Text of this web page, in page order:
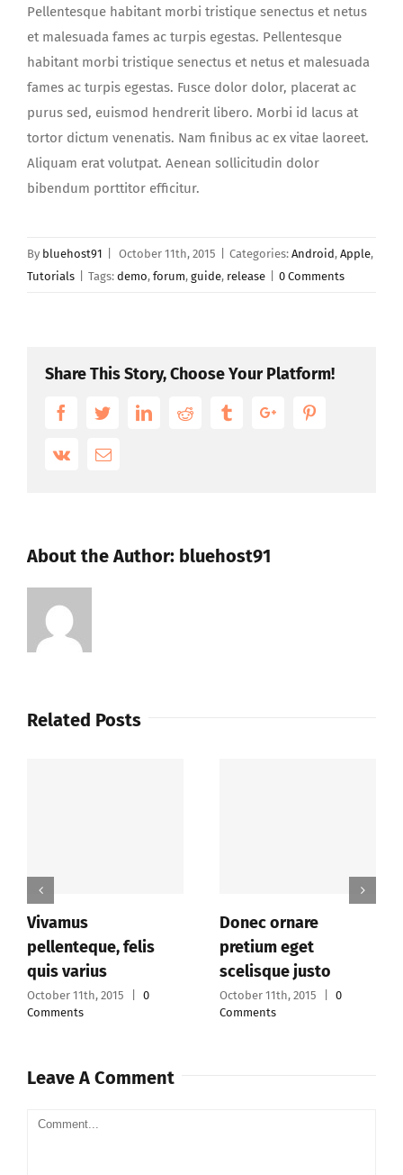
Pellentesque habitant morbi tristique senectus et netus
et malesuada fames ac turpis egestas. Pellentesque
habitant morbi tristique senectus et netus et malesuada
fames ac turpis egestas. Fusce dolor dolor, placerat ac
purus sed, euismod hendrerit libero. Morbi id lacus at
tortor dictum venenatis. Nam finibus ac ex vitae laoreet.
Aliquam erat volutpat. Aenean sollicitudin dolor
bibendum porttitor efficitur.
By bluehost91 October 11th, 2015 Categories: Android, Apple,
Tutorials
Tags: demo, forum, guide, release 0 Comments
Share This Story, Choose Your Platform!
FacebookTwitterLinkedinReddit TumblrGoogle+
Vk Email
About the Author: bluehost91
Related Posts
Vivamus
pellenteque, felis
quis varius
October 11th, 2015
0
Comments
Donec ornare
pretium eget
scelisque justo
October 11th, 2015
0
Comments
Leave A Comment
Comment